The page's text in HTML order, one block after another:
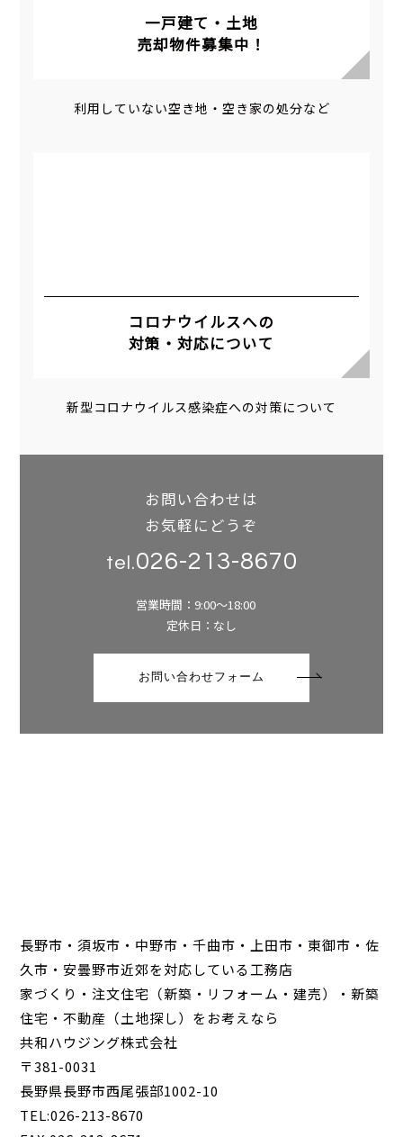
一戸建て・土地
売却物件募集中！
利用していない空き地・空き家の処分など
コロナウイルスへの
対策・対応について
新型コロナウイルス感染症への対策について
お問い合わせは
お気軽にどうぞ
tel.026-213-8670
営業時間：9:00～18:00
定休日：なし
お問い合わせフォーム
長野市・須坂市・中野市・千曲市・上田市・東御市・佐
久市・安曇野市近郊を対応している工務店
家づくり・注文住宅（新築・リフォーム・建売）・新築
住宅・不動産（土地探し）をお考えなら
共和ハウジング株式会社
〒381-0031
長野県長野市西尾張部1002-10
TEL:026-213-8670